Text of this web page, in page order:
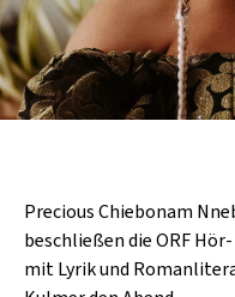
Precious Chiebonam
beschließen die ORF
mit Lyrik und